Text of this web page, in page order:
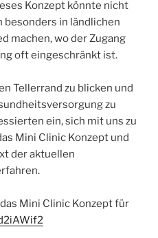
Konzept könnte nicht
besonders in ländlichen
machen, wo der Zugang
oft eingeschränkt ist.
Tellerrand zu blicken und
zu
ein, sich mit uns zu
Mini Clinic Konzept und
der aktuellen
Mini Clinic Konzept für